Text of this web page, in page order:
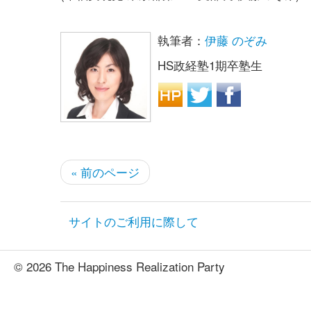
執筆者： 伊藤 のぞみ
HS政経塾1期卒塾生
« 前のページ
サイトのご利用に際して
© 2026 The Happiness Realization Party